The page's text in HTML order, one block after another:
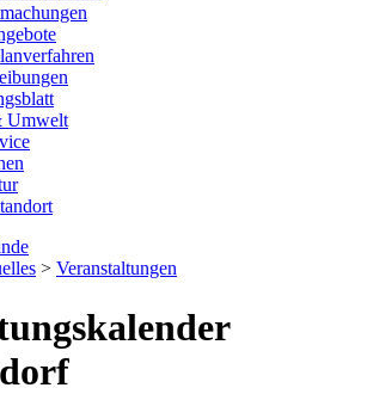
Umwelt
> Veranstaltungen